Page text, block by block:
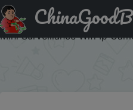
Придбати по акціи IMOU
Indoor Camera Baby
Mini Surveillance Wifi Ip